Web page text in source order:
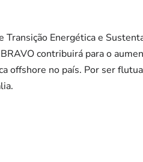
Transição Energética e
contribuirá para o
offshore no país. Por ser